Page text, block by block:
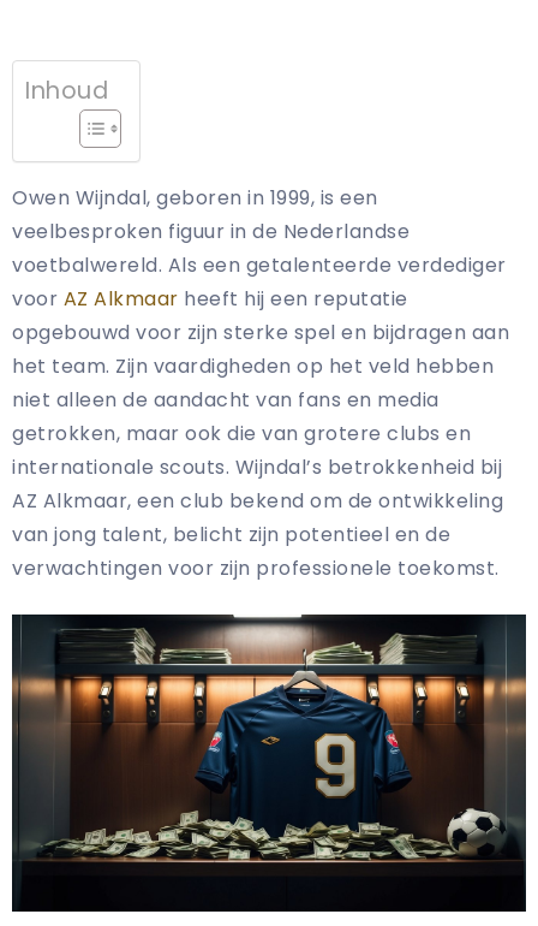
Inhoud
Owen Wijndal, geboren in 1999, is een
veelbesproken figuur in de Nederlandse
voetbalwereld. Als een getalenteerde verdediger
voor AZ Alkmaar heeft hij een reputatie
opgebouwd voor zijn sterke spel en bijdragen aan
het team. Zijn vaardigheden op het veld hebben
niet alleen de aandacht van fans en media
getrokken, maar ook die van grotere clubs en
internationale scouts. Wijndal’s betrokkenheid bij
AZ Alkmaar, een club bekend om de ontwikkeling
van jong talent, belicht zijn potentieel en de
verwachtingen voor zijn professionele toekomst.